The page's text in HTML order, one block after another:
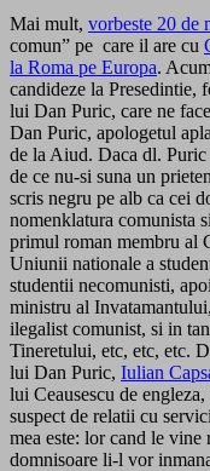
Mai mult, vorbeste 20 de
comun” pe care il are cu
la Roma pe Europa.
candideze la Presedintie,
lui Dan Puric, care ne
Dan Puric, apologetul
de la Aiud. Daca dl. Puric
de ce nu-si suna un
scris negru pe alb ca cei
nomenklatura comunista
primul roman membru al
Uniunii nationale a
studentii necomunisti,
ministru al
ilegalist comunist, si in
Tineretului, etc, etc, etc.
lui Dan Puric, Iulian
lui Ceausescu de
suspect de relatii cu
mea este: lor cand le
domnisoare li-l vor